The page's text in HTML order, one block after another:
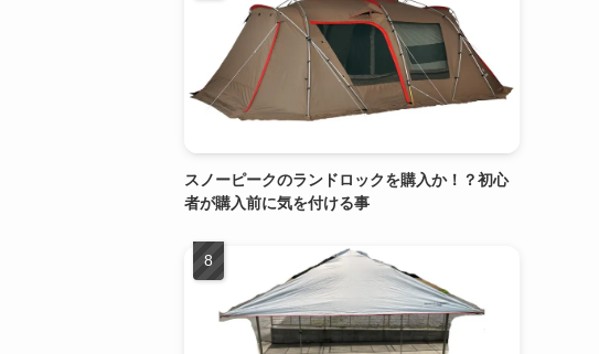
スノーピークのランドロックを購入か！？初心
者が購入前に気を付ける事